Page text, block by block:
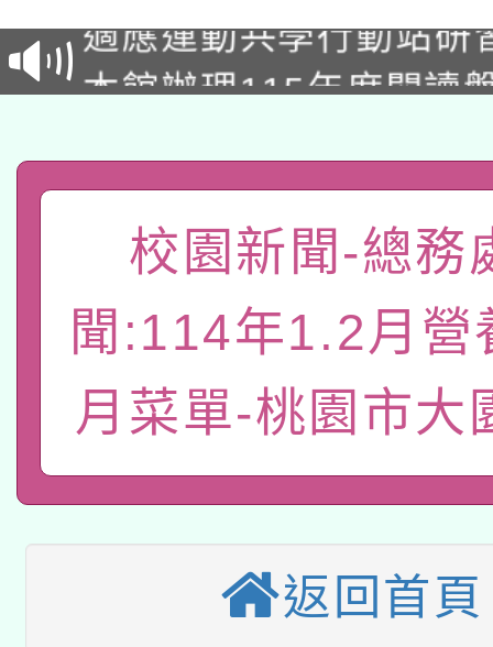
招甄選結果公告(無人
招)
適應運動共學行動站研
本館辦理115年度閱讀
礎課程
A3數位素養講師名單
「數位內容與教學軟
pilot」
薪期間赴陸應申請許可
轉知經濟部水利署委託
業技術研究院辦理「
用水績優單位及節水達
動」
115年8月22日(星期六
桃園市孔廟祈福系列
本校115學年度第2次
招甄選結果公告(無人
適應運動共學行動站研
本館辦理115年度閱讀
校園新聞-總務
聞:114年1.2月營
月菜單-桃園市大
返回首頁